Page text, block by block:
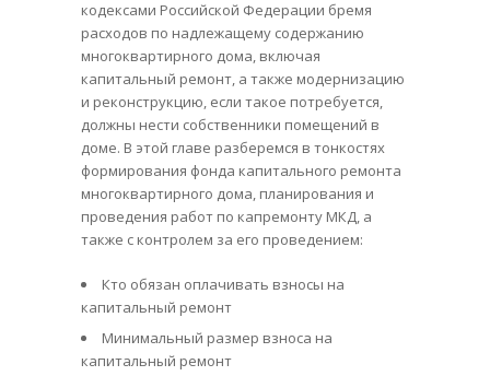
кодексами Российской Федерации бремя
расходов по надлежащему содержанию
многоквартирного дома, включая
капитальный ремонт, а также модернизацию
и реконструкцию, если такое потребуется,
должны нести собственники помещений в
доме. В этой главе разберемся в тонкостях
формирования фонда капитального ремонта
многоквартирного дома, планирования и
проведения работ по капремонту МКД, а
также с контролем за его проведением:
Кто обязан оплачивать взносы на
капитальный ремонт
Минимальный размер взноса на
капитальный ремонт